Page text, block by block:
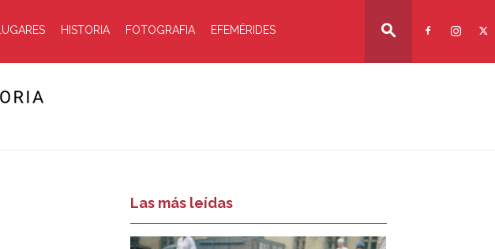
LUGARES HISTORIA FOTOGRAFIA EFEMÉRIDES
Las más leídas